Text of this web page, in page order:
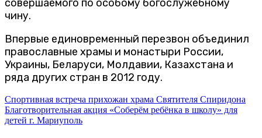
совершаемого по особому богослужебному
чину.
Впервые единовременный перезвон объединил
православные храмы и монастыри России,
Украины, Беларуси, Молдавии, Казахстана и
ряда других стран в 2012 году.
Навигация
по
Спортивная встреча прихожан храма Святителя Спиридона
Благотворительная акция «Соберём ребёнка в школу» для
детей г. Мариуполь